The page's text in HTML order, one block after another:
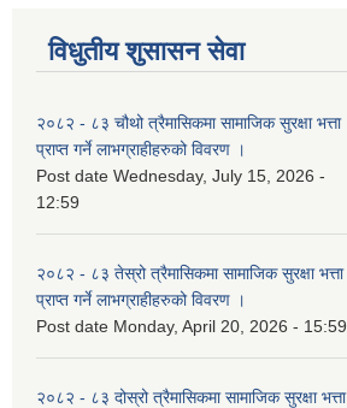
विधुतीय शुसासन सेवा
२०८२ - ८३ चौथो त्रैमासिकमा सामाजिक सुरक्षा भत्ता
प्राप्त गर्ने लाभग्राहीहरुको विवरण ।
Post date Wednesday, July 15, 2026 -
12:59
२०८२ - ८३ तेस्रो त्रैमासिकमा सामाजिक सुरक्षा भत्ता
प्राप्त गर्ने लाभग्राहीहरुको विवरण ।
Post date Monday, April 20, 2026 - 15:59
२०८२ - ८३ दोस्रो त्रैमासिकमा सामाजिक सुरक्षा भत्ता